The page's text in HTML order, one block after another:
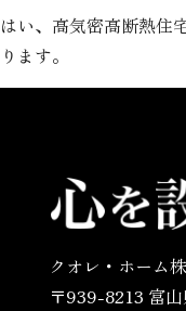
はい、高気密高断熱住
ります。
クオレ・ホーム
〒939-8213 富